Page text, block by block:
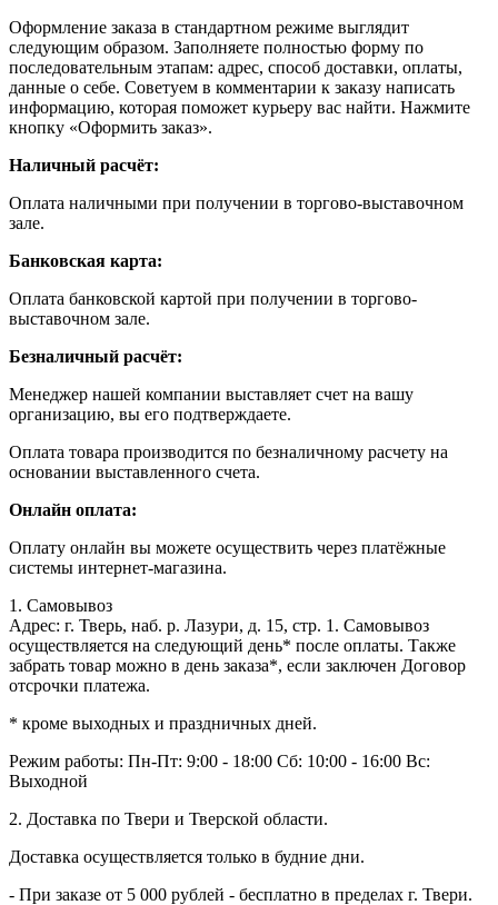
Оформление заказа в стандартном режиме выглядит
следующим образом. Заполняете полностью форму по
последовательным этапам: адрес, способ доставки, оплаты,
данные о себе. Советуем в комментарии к заказу написать
информацию, которая поможет курьеру вас найти. Нажмите
кнопку «Оформить заказ».
Наличный расчёт:
Оплата наличными при получении в торгово-выставочном
зале.
Банковская карта:
Оплата банковской картой при получении в торгово-
выставочном зале.
Безналичный расчёт:
Менеджер нашей компании выставляет счет на вашу
организацию, вы его подтверждаете.
Оплата товара производится по безналичному расчету на
основании выставленного счета.
Онлайн оплата:
Оплату онлайн вы можете осуществить через платёжные
системы интернет-магазина.
1. Самовывоз
Адрес: г. Тверь, наб. р. Лазури, д. 15, стр. 1. Самовывоз
осуществляется на следующий день* после оплаты. Также
забрать товар можно в день заказа*, если заключен Договор
отсрочки платежа.
* кроме выходных и праздничных дней.
Режим работы: Пн-Пт: 9:00 - 18:00 Сб: 10:00 - 16:00 Вс:
Выходной
2. Доставка по Твери и Тверской области.
Доставка осуществляется только в будние дни.
- При заказе от 5 000 рублей - бесплатно в пределах г. Твери.